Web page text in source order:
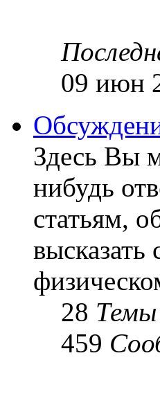
09 июн
Здесь Вы
нибудь
статьям,
28 Темы
459